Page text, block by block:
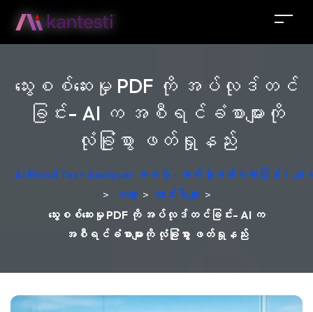
သွေးစစ်ဆေးမှု PDF ကို အပ်လုဒ်တင်
ခြင်း- AI က အစီရင်ခံစာများကို
လုံခြုံစွာ ဖတ်ရှုနည်း
AI Blood Test Analyzer အခမဲ့ - ဓာတ်ခွဲခန်းစကားပြန်၊
> ဘလော့ > ဆောင်းပါးများ >
သွေးစစ်ဆေးမှု PDF ကို အပ်လုဒ်တင်ခြင်း- AI က
အစီရင်ခံစာများကို လုံခြုံစွာ ဖတ်ရှုနည်း